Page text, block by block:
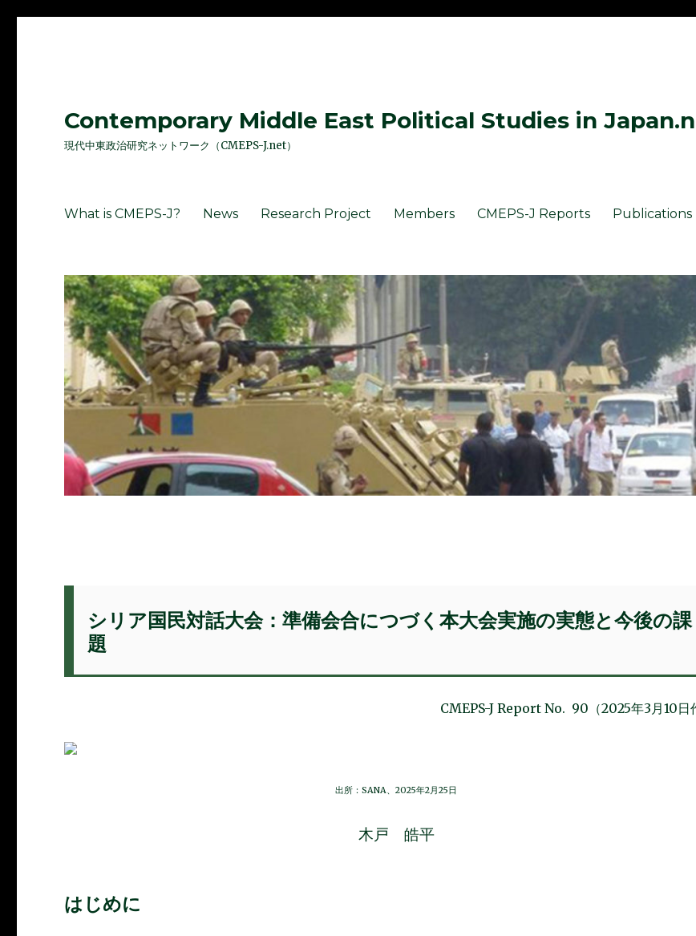
Contemporary Middle East Political Studies in
現代中東政治研究ネットワーク（CMEPS-J.net）
What is CMEPS-J? News Research Project Members CMEPS-J Reports Publications
シリア国民対話大会：準備会合につづく本大会実施の実態と今後の課
題
CMEPS-J Report No. 90（2025年3月10日
出所：SANA、2025年2月25日
木戸 皓平
はじめに